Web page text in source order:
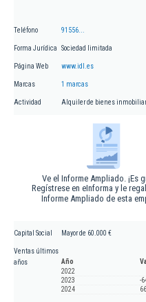
Teléfono 91556...
Forma Jurídica Sociedad limitada
Página Web www.idl.es
Marcas 1 marcas
Actividad Alquiler de bienes
Ve el Informe Ampliado. ¡Es
Regístrese en eInforma y le
Informe Ampliado de esta
Capital Social Mayor de 60.000 €
Ventas últimos
años
Año
2022
2023
-
2024